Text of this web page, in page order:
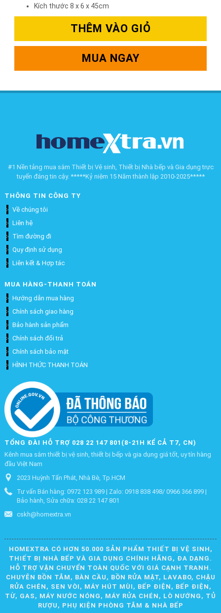
Kích thước 8 x 6 x 45cm
THÊM VÀO GIỎ
MUA NGAY
#1 Nền tảng mua sắm Thiết bị Vệ sinh, Thiết bị Nhà bếp và Gia dụng trực
tuyến đáng tin cậy. *****Kỷ niệm 15 Năm thành lập 2010-2025*****
THÔNG TIN CÔNG TY
Về chúng tôi
Liên hệ
Tìm đường đi
Quy định sử dụng
Liên kết & Hợp tác
MUA HÀNG-THANH TOÁN
Hướng dẫn mua hàng
Chính sách giao hàng
Bảo hành sản phẩm
Chính sách đổi trả
Chính sách bảo mật
HÌNH THỨC THANH TOÁN
TỔNG ĐÀI HỖ TRỢ 028 22 147 801(8-21H KỂ CẢ T7, CN)
Kênh mua sắm thiết bị vệ sinh, thiết bị bếp và gia dụng giá tốt, uy tín hàng
đầu Việt Nam
2023 Huỳnh Tấn Phát, Nhà Bè, Tp.HCM
Tư vấn Bán hàng: 0972 123 989 | Zalo: 0918 838 498/ 0966 366 899 |
Bảo hành, Sửa chữa: 028 22 147 801
cskh@homextra.vn
HOMEXTRA CÓ HƠN 50.000 SẢN PHẨM THIẾT BỊ VỆ SINH,
THIẾT BỊ NHÀ BẾP VÀ GIA DỤNG CHÍNH HÃNG, ĐA DẠNG.
HỖ TRỢ VẬN CHUYỂN TOÀN QUỐC VỚI GIÁ CẠNH TRANH.
CHUYÊN BỒN TẮM, BÀN CẦU, BỒN RỬA MẶT, LAVABO, CHẬU
RỬA CHÉN, SEN VÒI, MÁY HÚT MÙI, BẾP ĐIỆN, BẾP ĐIỆN,
TỪ, GAS, MÁY NƯỚC NÓNG, MÁY RỬA CHÉN, LÒ NƯỚNG, TỦ
RƯỢU, PHỤ KIỆN PHÒNG TẮM & NHÀ BẾP